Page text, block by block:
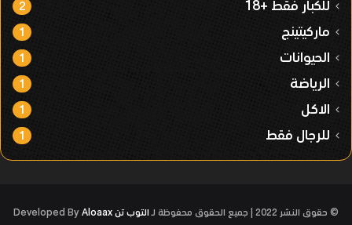
للكبار فقط +18 2
ماركيتينج 1
الحيوانات 1
الرياضة 1
الاكل 1
للرجال فقط 1
© حقوق النشر 2022 | جميع الحقوق محفوظة لـ التوب تنAloaax